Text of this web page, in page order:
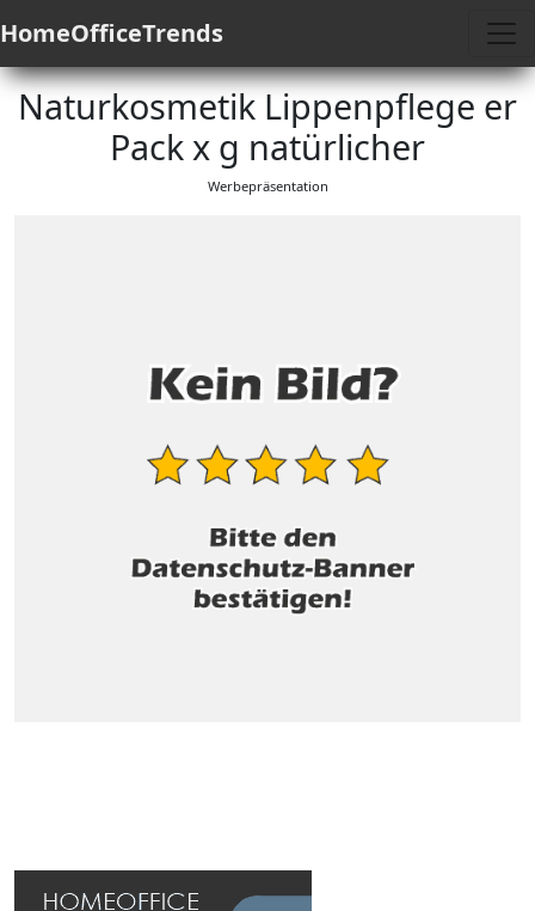
HomeOfficeTrends
Naturkosmetik Lippenpflege er
Pack x g natürlicher
Werbepräsentation